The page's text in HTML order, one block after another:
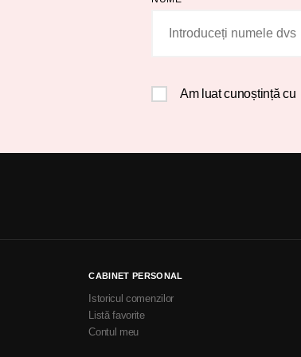
Am luat cunoștință cu
CABINET PERSONAL
Istoricul comenzilor
Listă favorite
Contul meu